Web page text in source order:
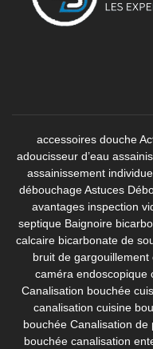
accessoires douche
adoucisseur d’eau
assainissement
débouchage Astuces
avantages inspection
septique Baignoire
calcaire bicarbonate de
bruit de gargouillement
caméra endoscopique
Canalisation bouchée
canalisation cuisine
bouchée Canalisation de
bouchée canalisation